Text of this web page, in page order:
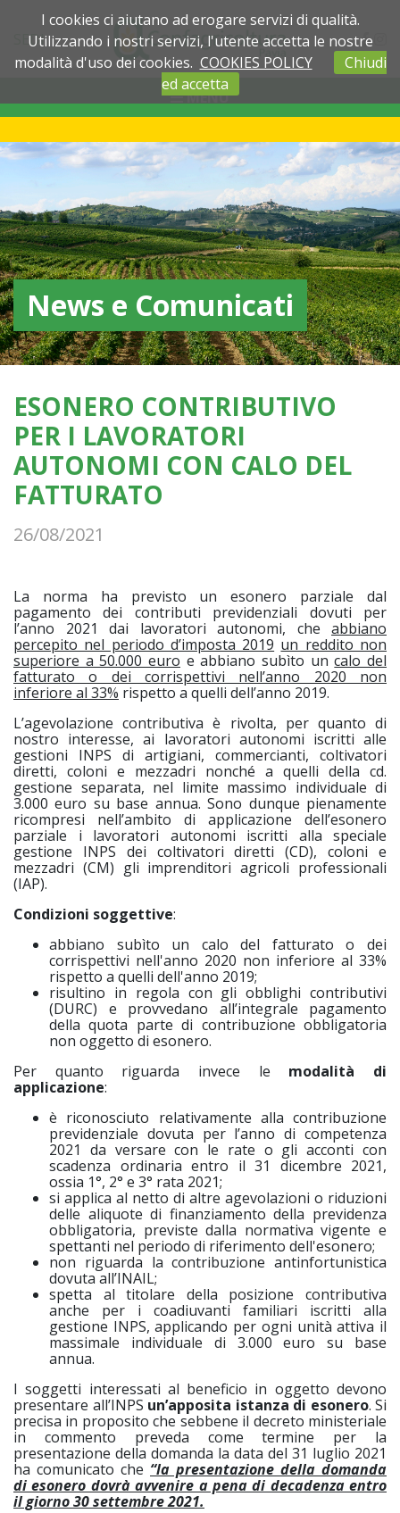
SEDI
MENU
News e Comunicati
ESONERO CONTRIBUTIVO
PER I LAVORATORI
AUTONOMI CON CALO DEL
FATTURATO
26/08/2021
La norma ha previsto un esonero parziale dal
pagamento dei contributi previdenziali dovuti per
l’anno 2021 dai lavoratori autonomi, che abbiano
percepito nel periodo d’imposta 2019 un reddito non
superiore a 50.000 euro e abbiano subìto uncalo del
fatturato o dei corrispettivi nell’anno 2020 non
inferiore al 33% rispetto a quelli dell’anno 2019.
L’agevolazione contributiva è rivolta, per quanto di
nostro interesse, ai lavoratori autonomi iscritti alle
gestioni INPS di artigiani, commercianti, coltivatori
diretti, coloni e mezzadri nonché a quelli della cd.
gestione separata, nel limite massimo individuale di
3.000 euro su base annua. Sono dunque pienamente
ricompresi nell’ambito di applicazione dell’esonero
parziale i lavoratori autonomi iscritti alla speciale
gestione INPS dei coltivatori diretti (CD), coloni e
mezzadri (CM) gli imprenditori agricoli professionali
(IAP).
Condizioni soggettive:
abbiano subìto un calo del fatturato o dei
corrispettivi nell'anno 2020 non inferiore al 33%
rispetto a quelli dell'anno 2019;
risultino in regola con gli obblighi contributivi
(DURC) e provvedano all’integrale pagamento
della quota parte di contribuzione obbligatoria
non oggetto di esonero.
Per quanto riguarda invece le modalità di
applicazione:
è riconosciuto relativamente alla contribuzione
previdenziale dovuta per l’anno di competenza
2021 da versare con le rate o gli acconti con
scadenza ordinaria entro il 31 dicembre 2021,
ossia 1°, 2° e 3° rata 2021;
si applica al netto di altre agevolazioni o riduzioni
delle aliquote di finanziamento della previdenza
obbligatoria, previste dalla normativa vigente e
spettanti nel periodo di riferimento dell'esonero;
non riguarda la contribuzione antinfortunistica
dovuta all’INAIL;
spetta al titolare della posizione contributiva
anche per i coadiuvanti familiari iscritti alla
gestione INPS, applicando per ogni unità attiva il
massimale individuale di 3.000 euro su base
annua.
I soggetti interessati al beneficio in oggetto devono
presentare all’INPS un’apposita istanza di esonero. Si
precisa in proposito che sebbene il decreto ministeriale
in commento preveda come termine per la
presentazione della domanda la data del 31 luglio 2021
ha comunicato che “la presentazione della domanda
di esonero dovrà avvenire a pena di decadenza entro
il giorno 30 settembre 2021.
I cookies ci aiutano ad erogare servizi di qualità.
Utilizzando i nostri servizi, l'utente accetta le nostre
modalità d'uso dei cookies. COOKIES POLICY
Chiudi
ed accetta